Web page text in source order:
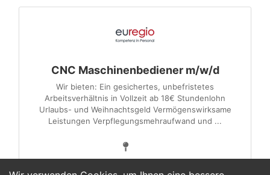
CNC Maschinenbediener m/w/d
Wir bieten: Ein gesichertes, unbefristetes
Arbeitsverhältnis in Vollzeit ab 18€ Stundenlohn
Urlaubs- und Weihnachtsgeld Vermögenswirksame
Leistungen Verpflegungsmehraufwand und ...